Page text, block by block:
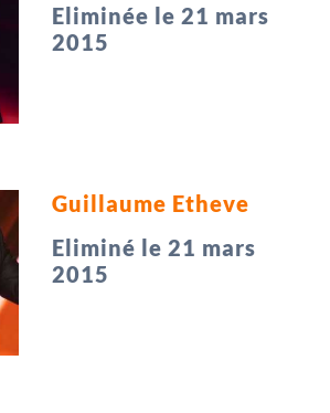
Eliminée le 21 mars
2015
Guillaume Etheve
Eliminé le 21 mars
2015